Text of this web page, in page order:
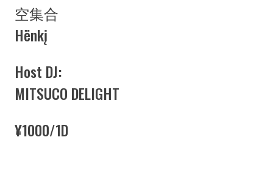
空集合
Hënkį
Host DJ:
MITSUCO DELIGHT
¥1000/1D